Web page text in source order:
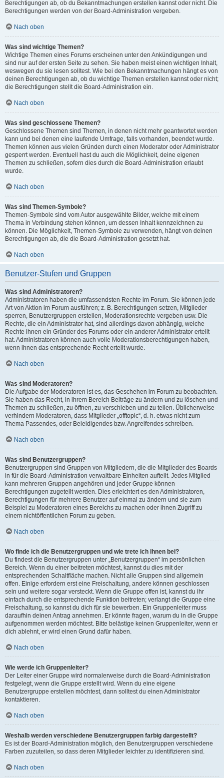
Berechtigungen ab, ob du Bekanntmachungen erstellen kannst oder nicht. Die
Berechtigungen werden von der Board-Administration vergeben.
Nach oben
Was sind wichtige Themen?
Wichtige Themen eines Forums erscheinen unter den Ankündigungen und
sind nur auf der ersten Seite zu sehen. Sie haben meist einen wichtigen Inhalt,
weswegen du sie lesen solltest. Wie bei den Bekanntmachungen hängt es von
deinen Berechtigungen ab, ob du wichtige Themen erstellen kannst oder nicht;
die Berechtigungen stellt die Board-Administration ein.
Nach oben
Was sind geschlossene Themen?
Geschlossene Themen sind Themen, in denen nicht mehr geantwortet werden
kann und bei denen eine laufende Umfrage, falls vorhanden, beendet wurde.
Themen können aus vielen Gründen durch einen Moderator oder Administrator
gesperrt werden. Eventuell hast du auch die Möglichkeit, deine eigenen
Themen zu schließen, sofern dies durch die Board-Administration erlaubt
wurde.
Nach oben
Was sind Themen-Symbole?
Themen-Symbole sind vom Autor ausgewählte Bilder, welche mit einem
Thema in Verbindung stehen können, um dessen Inhalt kennzeichnen zu
können. Die Möglichkeit, Themen-Symbole zu verwenden, hängt von deinen
Berechtigungen ab, die die Board-Administration gesetzt hat.
Nach oben
Benutzer-Stufen und Gruppen
Was sind Administratoren?
Administratoren haben die umfassendsten Rechte im Forum. Sie können jede
Art von Aktion im Forum ausführen; z. B. Berechtigungen setzen, Mitglieder
sperren, Benutzergruppen erstellen, Moderationsrechte vergeben usw. Die
Rechte, die ein Administrator hat, sind allerdings davon abhängig, welche
Rechte ihnen ein Gründer des Forums oder ein anderer Administrator erteilt
hat. Administratoren können auch volle Moderationsberechtigungen haben,
wenn ihnen das entsprechende Recht erteilt wurde.
Nach oben
Was sind Moderatoren?
Die Aufgabe der Moderatoren ist es, das Geschehen im Forum zu beobachten.
Sie haben das Recht, in ihrem Bereich Beiträge zu ändern und zu löschen und
Themen zu schließen, zu öffnen, zu verschieben und zu teilen. Üblicherweise
verhindern Moderatoren, dass Mitglieder „offtopic“, d. h. etwas nicht zum
Thema Passendes, oder Beleidigendes bzw. Angreifendes schreiben.
Nach oben
Was sind Benutzergruppen?
Benutzergruppen sind Gruppen von Mitgliedern, die die Mitglieder des Boards
in für die Board-Administration verwaltbare Einheiten aufteilt. Jedes Mitglied
kann mehreren Gruppen angehören und jeder Gruppe können
Berechtigungen zugeteilt werden. Dies erleichtert es den Administratoren,
Berechtigungen für mehrere Benutzer auf einmal zu ändern und sie zum
Beispiel zu Moderatoren eines Bereichs zu machen oder ihnen Zugriff zu
einem nichtöffentlichen Forum zu geben.
Nach oben
Wo finde ich die Benutzergruppen und wie trete ich ihnen bei?
Du findest die Benutzergruppen unter „Benutzergruppen“ im persönlichen
Bereich. Wenn du einer beitreten möchtest, kannst du dies mit der
entsprechenden Schaltfläche machen. Nicht alle Gruppen sind allgemein
offen. Einige erfordern erst eine Freischaltung, andere können geschlossen
sein und weitere sogar versteckt. Wenn die Gruppe offen ist, kannst du ihr
einfach durch die entsprechende Funktion beitreten; verlangt die Gruppe eine
Freischaltung, so kannst du dich für sie bewerben. Ein Gruppenleiter muss
daraufhin deinen Antrag annehmen. Er könnte fragen, warum du in die Gruppe
aufgenommen werden möchtest. Bitte belästige keinen Gruppenleiter, wenn er
dich ablehnt, er wird einen Grund dafür haben.
Nach oben
Wie werde ich Gruppenleiter?
Der Leiter einer Gruppe wird normalerweise durch die Board-Administration
festgelegt, wenn die Gruppe erstellt wird. Wenn du eine eigene
Benutzergruppe erstellen möchtest, dann solltest du einen Administrator
kontaktieren.
Nach oben
Weshalb werden verschiedene Benutzergruppen farbig dargestellt?
Es ist der Board-Administration möglich, den Benutzergruppen verschiedene
Farben zuzuteilen, so dass deren Mitglieder leichter zu identifizieren sind.
Nach oben